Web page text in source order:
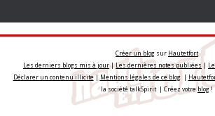
Créer un blog sur Hautetfort
Les derniers blogs mis à jour|Les dernières notes publiées |
Déclarer un contenu illicite|Mentions légales de ce blog|
la société talkSpirit | Créez votreblog!